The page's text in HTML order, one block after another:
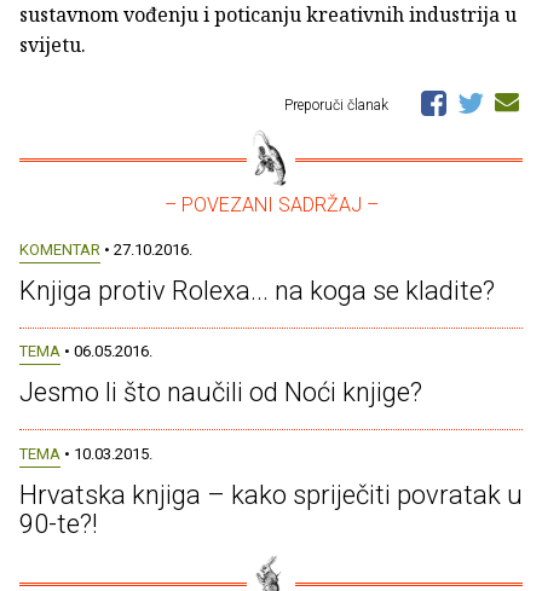
sustavnom vođenju i poticanju kreativnih industrija u
svijetu.
Preporuči članak
– POVEZANI SADRŽAJ –
KOMENTAR • 27.10.2016.
Knjiga protiv Rolexa... na koga se kladite?
TEMA • 06.05.2016.
Jesmo li što naučili od Noći knjige?
TEMA • 10.03.2015.
Hrvatska knjiga – kako spriječiti povratak u
90-te?!